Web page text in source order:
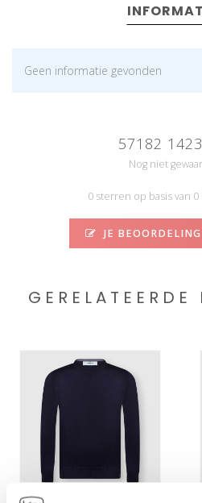
Geen informatie gevonden
57182
Nog niet
0 sterren op basis van
JE
GERELATEERDE